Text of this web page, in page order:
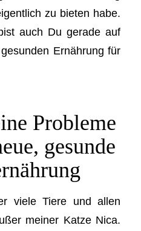
zu bieten habe.
auch Du gerade auf
Ernährung für
Probleme
gesunde
viele Tiere und allen
meiner Katze Nica.